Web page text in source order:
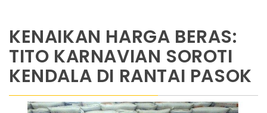
KENAIKAN HARGA BERAS:
TITO KARNAVIAN SOROTI
KENDALA DI RANTAI PASOK